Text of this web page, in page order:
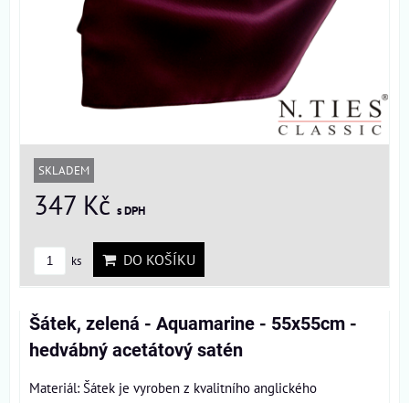
SKLADEM
347 Kč s DPH
ks DO KOŠÍKU
Šátek, zelená - Aquamarine - 55x55cm -
hedvábný acetátový satén
Materiál: Šátek je vyroben z kvalitního anglického